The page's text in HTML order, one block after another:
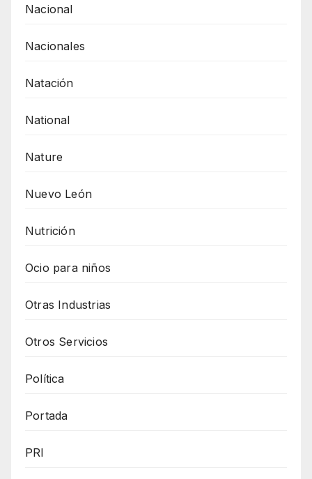
Nacional
Nacionales
Natación
National
Nature
Nuevo León
Nutrición
Ocio para niños
Otras Industrias
Otros Servicios
Política
Portada
PRI